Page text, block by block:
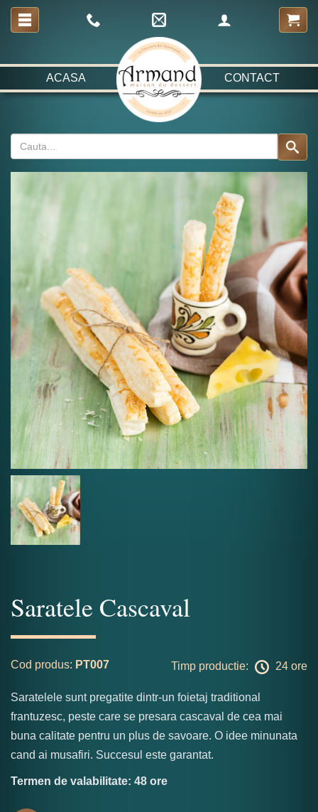
ACASA CONTACT
Saratele Cascaval
Cod produs: PT007 Timp productie: 24 ore
Saratelele sunt pregatite dintr-un foietaj traditional
frantuzesc, peste care se presara cascaval de cea mai
buna calitate pentru un plus de savoare. O idee minunata
cand ai musafiri. Succesul este garantat.
Termen de valabilitate: 48 ore